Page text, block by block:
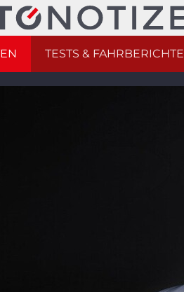
TESTS & FAHRBERICHTE